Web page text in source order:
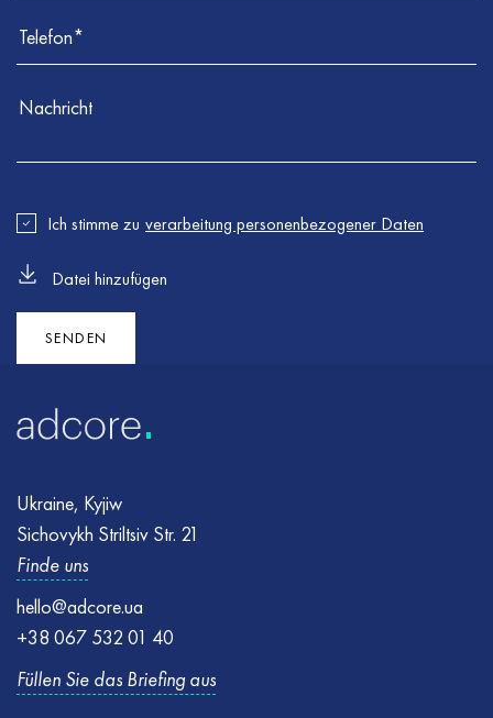
Ich stimme zu verarbeitung personenbezogener Daten
Datei hinzufügen
SENDEN
Ukraine, Kyjiw
Sichovykh Striltsiv Str. 21
Finde uns
hello@adcore.ua
+38 067 532 01 40
Füllen Sie das Briefing aus